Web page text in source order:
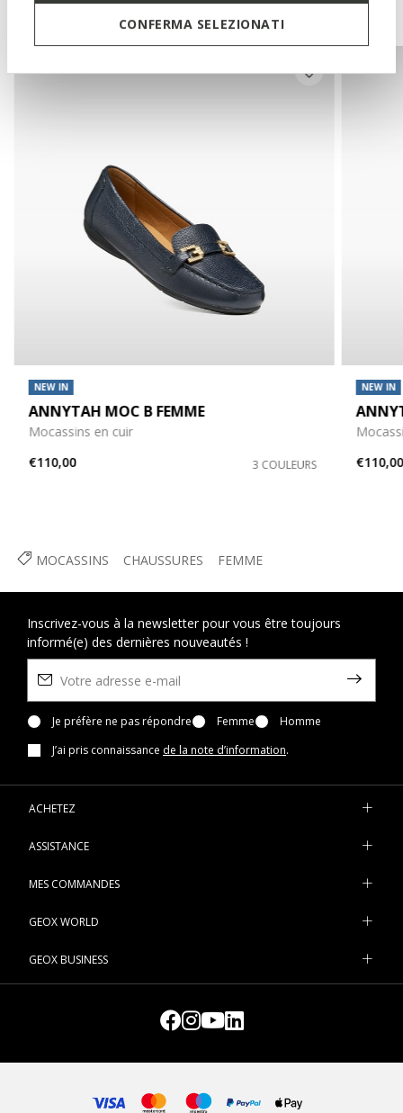
CONFERMA SELEZIONATI
MOCASSINS CHAUSSURES FEMME
NEW IN
ANNYTAH MOC B FEMME
Mocassins en cuir
€110,00
3 COULEURS
NEW IN
€110,00
Inscrivez-vous à la newsletter pour vous être toujours
informé(e) des dernières nouveautés !
Je préfère ne pas répondre Femme
Homme
J’ai pris connaissance de la note d’information.
ACHETEZ
ASSISTANCE
MES COMMANDES
GEOX WORLD
GEOX BUSINESS